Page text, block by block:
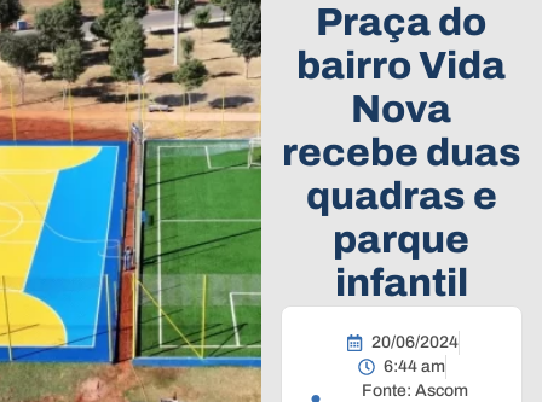
Praça do
bairro Vida
Nova
recebe duas
quadras e
parque
infantil
20/06/2024
6:44 am
Fonte: Ascom